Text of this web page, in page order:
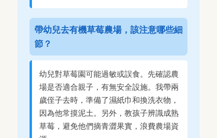
帶幼兒去有機草莓農場，該注意哪些細
節？
幼兒對草莓園可能過敏或誤食。先確認農
場是否適合親子，有無安全設施。我帶兩
歲侄子去時，準備了濕紙巾和換洗衣物，
因為他常摸泥土。另外，教孩子辨識成熟
草莓，避免他們摘青澀果實，浪費農場資